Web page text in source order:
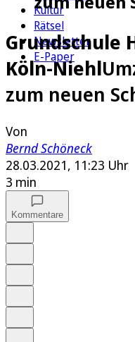
Kultur
Rätsel
Newsletter
E-Paper
Grundschule
Köln-Niehl
zum neuen
Von
Bernd Schöneck
28.03.2021, 11:23 Uhr
3 min
Kommentare